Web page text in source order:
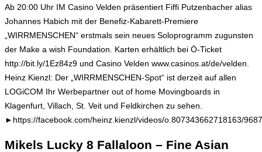
Ab 20:00 Uhr IM Casino Velden präsentiert Fiffi Putzenbacher alias
Johannes Habich mit der Benefiz-Kabarett-Premiere
„WIRRMENSCHEN“ erstmals sein neues Soloprogramm zugunsten
der Make a wish Foundation. Karten erhältlich bei Ö-Ticket
http://bit.ly/1Ez84z9 und Casino Velden www.casinos.at/de/velden.
Heinz Kienzl: Der „WIRRMENSCHEN-Spot“ ist derzeit auf allen
LOGiCOM Ihr Werbepartner out of home Movingboards in
Klagenfurt, Villach, St. Veit und Feldkirchen zu sehen.
►https://facebook.com/heinz.kienzl/videos/o.807343662718163/
Mikels Lucky 8 Fallaloon – Fine Asian